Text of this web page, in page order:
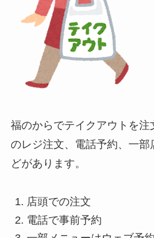
福のからでテイクアウトを注
のレジ注文、電話予約、一部
どがあります。
店頭での注文
電話で事前予約